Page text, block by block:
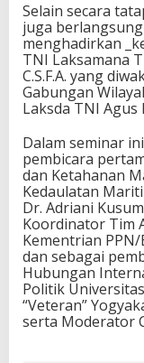
Selain secara
juga
menghadirkan
TNI Laksamana
C.S.F.A. yang
Gabungan
Laksda TNI Agus
Dalam seminar
pembicara
dan Ketahanan
Kedaulatan
Dr. Adriani
Koordinator Tim
Kementrian
dan sebagai
Hubungan
Politik
“Veteran”
serta Moderator